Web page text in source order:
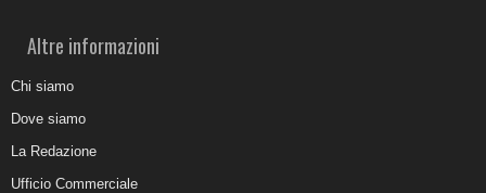
Altre informazioni
Chi siamo
Dove siamo
La Redazione
Ufficio Commerciale